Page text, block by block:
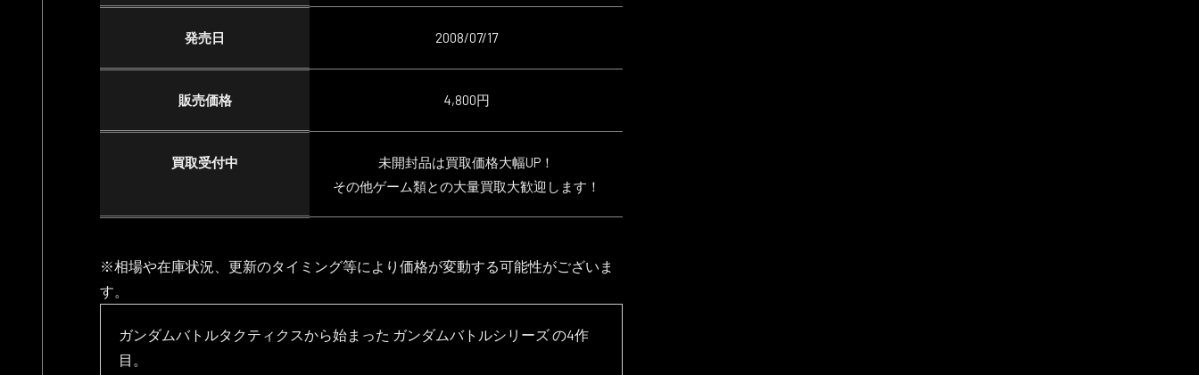
発売日 2008/07/17
販売価格 4,800円
買取受付中
未開封品は買取価格大幅UP！
その他ゲーム類との大量買取大歓迎します！
※相場や在庫状況、更新のタイミング等により価格が変動する可能性がございま
す。
ガンダムバトルタクティクスから始まった ガンダムバトルシリーズ の4作
目。